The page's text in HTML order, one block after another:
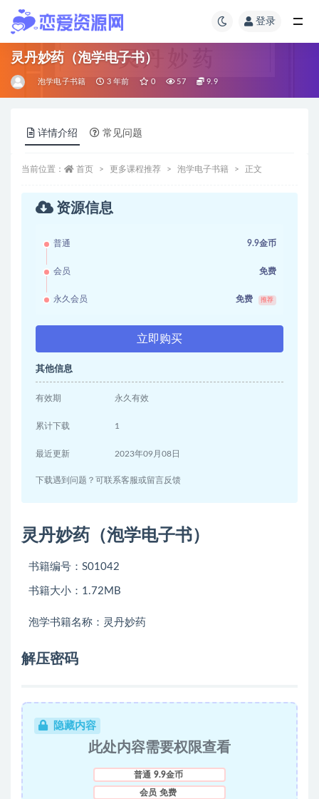
登录
灵丹妙药（泡学电子书）
泡学电子书籍 3 年前 0 57 9.9
详情介绍 常见问题
当前位置： 首页 更多课程推荐 泡学电子书籍 正文
资源信息
普通 9.9金币
会员 免费
永久会员 免费 推荐
立即购买
其他信息
有效期 永久有效
累计下载 1
最近更新 2023年09月08日
下载遇到问题？可联系客服或留言反馈
灵丹妙药（泡学电子书）
书籍编号：S01042
书籍大小：1.72MB
泡学书籍名称：灵丹妙药
解压密码
隐藏内容
此处内容需要权限查看
普通 9.9金币
会员 免费